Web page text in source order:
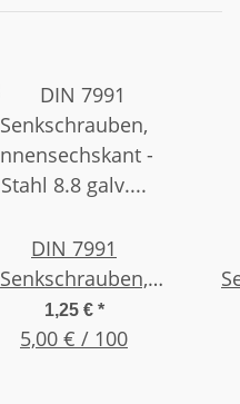
DIN 7991
Senkschrauben,
Innensechskant -
Stahl 8.8 galv.
1,25 € *
5,00 € / 100